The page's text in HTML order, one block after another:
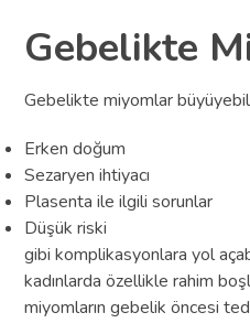
Gebelikte
Gebelikte miyomlar
Erken doğum
Sezaryen ihtiyacı
Plasenta ile ilgili sorunlar
Düşük riski
gibi komplikasyonlara yol
kadınlarda özellikle rahim
miyomların gebelik öncesi